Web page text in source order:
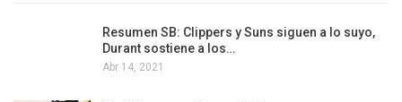
Resumen SB: Clippers y Suns siguen a lo suyo,
Durant sostiene a los…
Abr 14, 2021